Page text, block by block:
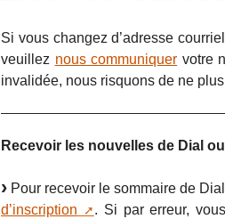
Si vous changez d’adresse
veuillez nous communiquer votre
invalidée, nous risquons de ne
Recevoir les nouvelles de Dial
Pour recevoir le sommaire de
d’inscription
. Si par erreur,